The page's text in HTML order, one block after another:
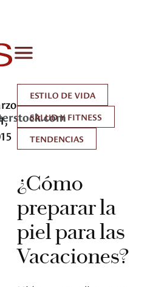
ESTILO DE VIDA
SALUD Y FITNESS
TENDENCIAS
¿Cómo
preparar la
piel para las
Vacaciones?